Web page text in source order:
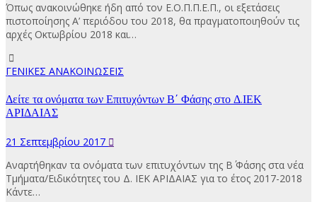
Όπως ανακοινώθηκε ήδη από τον Ε.Ο.Π.Π.Ε.Π., οι εξετάσεις
πιστοποίησης Α’ περιόδου του 2018, θα πραγματοποιηθούν τις
αρχές Οκτωβρίου 2018 και…
ΓΕΝΙΚΕΣ ΑΝΑΚΟΙΝΩΣΕΙΣ
Δείτε τα ονόματα των Επιτυχόντων Β΄ Φάσης στο Δ.ΙΕΚ
ΑΡΙΔΑΙΑΣ
21 Σεπτεμβρίου 2017
Αναρτήθηκαν τα ονόματα των επιτυχόντων της Β΄ Φάσης στα νέα
Τμήματα/Ειδικότητες του Δ. ΙΕΚ ΑΡΙΔΑΙΑΣ για το έτος 2017-2018
Κάντε…